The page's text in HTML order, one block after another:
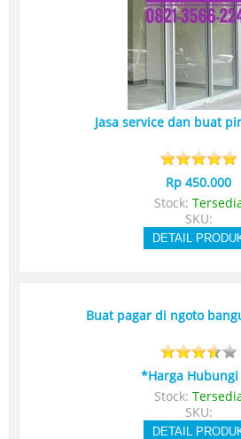
Jasa service dan buat
Rp 450.000
Stock:
SKU:
DETAIL
Buat pagar di ngoto
*Harga Hubungi
Stock:
SKU:
DETAIL